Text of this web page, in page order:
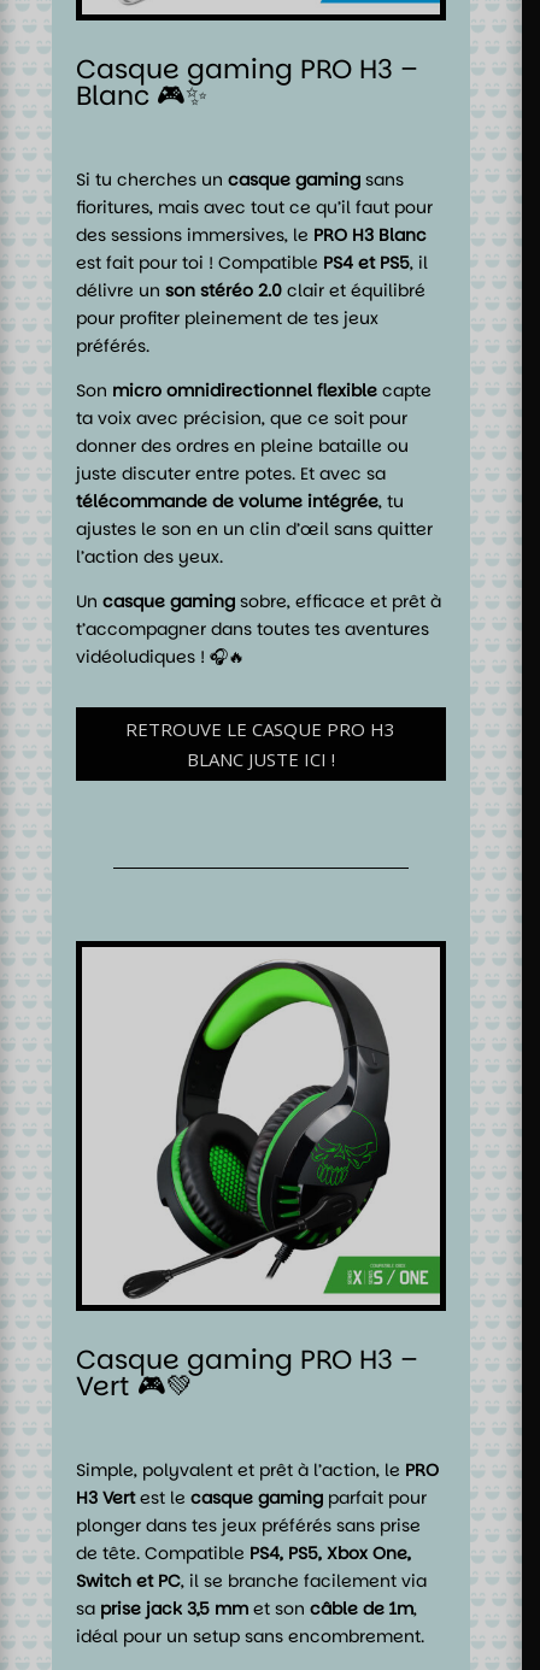
Casque gaming PRO H3 –
Blanc 🎮✨
Si tu cherches uncasque gaming sans
fioritures, mais avec tout ce qu’il faut pour
des sessions immersives, le PRO H3 Blanc
est fait pour toi ! Compatible PS4 et PS5, il
délivre unson stéréo 2.0 clair et équilibré
pour profiter pleinement de tes jeux
préférés.
Son micro omnidirectionnel flexible capte
ta voix avec précision, que ce soit pour
donner des ordres en pleine bataille ou
juste discuter entre potes. Et avec sa
télécommande de volume intégrée, tu
ajustes le son en un clin d’œil sans quitter
l’action des yeux.
Uncasque gaming sobre, efficace et prêt à
t’accompagner dans toutes tes aventures
vidéoludiques ! 🎧🔥
RETROUVE LE CASQUE PRO H3
BLANC JUSTE ICI !
Casque gaming PRO H3 –
Vert 🎮💚
Simple, polyvalent et prêt à l’action, le PRO
H3 Vertest lecasque gaming parfait pour
plonger dans tes jeux préférés sans prise
de tête. Compatible PS4, PS5, Xbox One,
Switch et PC, il se branche facilement via
sa prise jack 3,5 mm et soncâble de 1m,
idéal pour un setup sans encombrement.